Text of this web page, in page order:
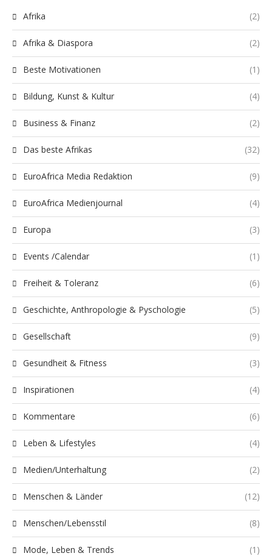
Afrika (2)
Afrika & Diaspora (2)
Beste Motivationen (1)
Bildung, Kunst & Kultur (4)
Business & Finanz (2)
Das beste Afrikas (32)
EuroAfrica Media Redaktion (9)
EuroAfrica Medienjournal (4)
Europa (3)
Events /Calendar (1)
Freiheit & Toleranz (6)
Geschichte, Anthropologie & Pyschologie (5)
Gesellschaft (9)
Gesundheit & Fitness (3)
Inspirationen (4)
Kommentare (6)
Leben & Lifestyles (4)
Medien/Unterhaltung (2)
Menschen & Länder (12)
Menschen/Lebensstil (8)
Mode, Leben & Trends (1)